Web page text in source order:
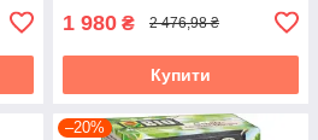
1 980 ₴ 2 476,98 ₴
Купити
–20%